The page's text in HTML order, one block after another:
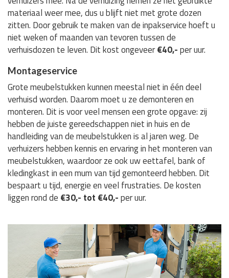
materiaal weer mee, dus u blijft niet met grote dozen
zitten. Door gebruik te maken van de inpakservice hoeft u
niet weken of maanden van tevoren tussen de
verhuisdozen te leven. Dit kost ongeveer€40,-per uur.
Montageservice
Grote meubelstukken kunnen meestal niet in één deel
verhuisd worden. Daarom moet u ze demonteren en
monteren. Dit is voor veel mensen een grote opgave: zij
hebben de juiste gereedschappen niet in huis en de
handleiding van de meubelstukken is al jaren weg. De
verhuizers hebben kennis en ervaring in het monteren van
meubelstukken, waardoor ze ook uw eettafel, bank of
kledingkast in een mum van tijd gemonteerd hebben. Dit
bespaart u tijd, energie en veel frustraties. De kosten
liggen rond de €30,- tot €40,-per uur.